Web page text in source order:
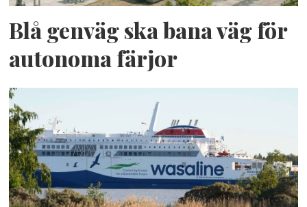
Blå genväg ska bana väg för
autonoma färjor